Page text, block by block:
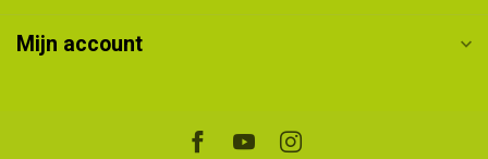
Mijn account